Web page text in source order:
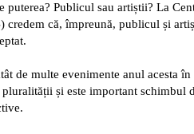
puterea? Publicul sau artiștii? La
credem că, împreună, publicul și
de multe evenimente anul acesta
pluralității și este important schimbul